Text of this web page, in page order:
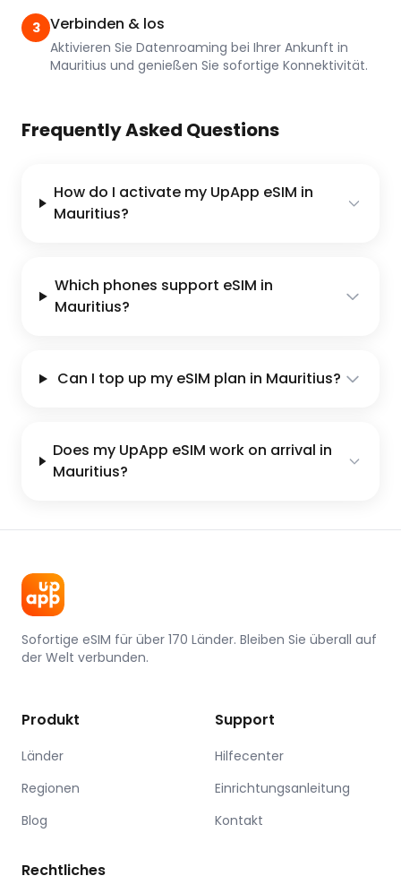
3 Verbinden & los
Aktivieren Sie Datenroaming bei Ihrer Ankunft in
Mauritius und genießen Sie sofortige Konnektivität.
Frequently Asked Questions
How do I activate my UpApp eSIM in
Mauritius?
Which phones support eSIM in
Mauritius?
Can I top up my eSIM plan in Mauritius?
Does my UpApp eSIM work on arrival in
Mauritius?
Sofortige eSIM für über 170 Länder. Bleiben Sie überall auf
der Welt verbunden.
Produkt
Länder
Regionen
Blog
Support
Hilfecenter
Einrichtungsanleitung
Kontakt
Rechtliches